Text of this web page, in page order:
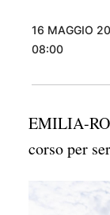
16 MAGGIO
08:00
EMILIA-
corso per